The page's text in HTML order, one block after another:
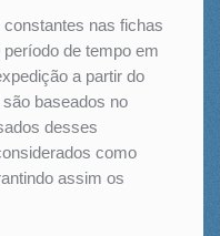
nas fichas
de tempo em
a partir do
baseados no
desses
como
assim os